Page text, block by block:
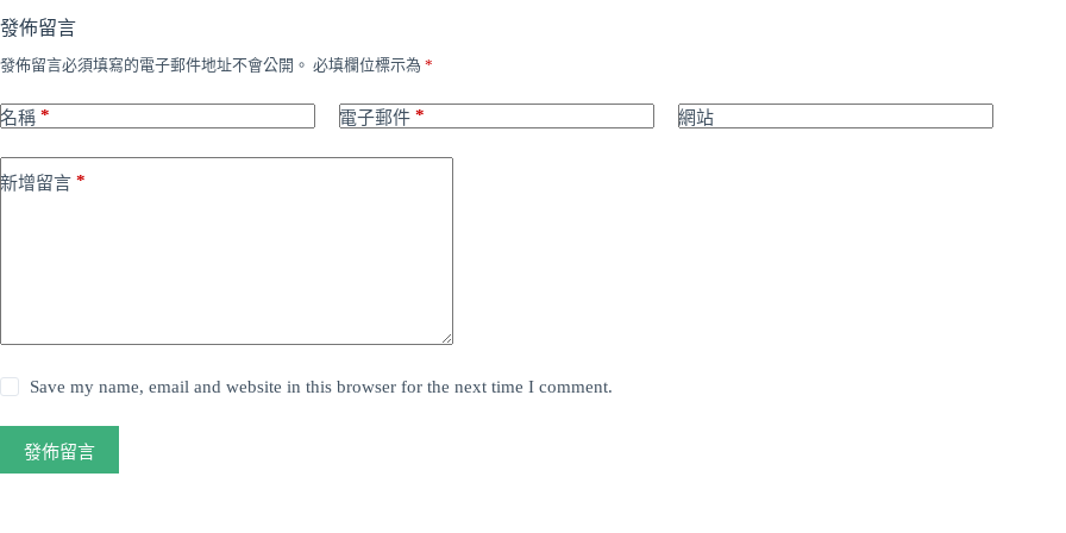
發佈留言
發佈留言必須填寫的電子郵件地址不會公開。 必填欄位標示為 *
名稱 * 電子郵件 * 網站
新增留言 *
Save my name, email and website in this browser for the next time I comment.
發佈留言